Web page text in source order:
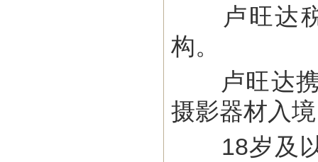
卢旺达税
构。
卢旺达携
摄影器材入
18岁及以